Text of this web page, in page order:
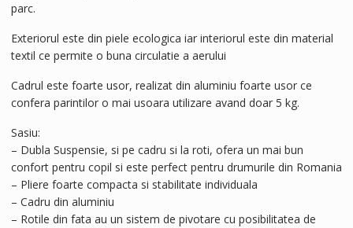
parc.
Exteriorul este din piele ecologica iar interiorul este din material
textil ce permite o buna circulatie a aerului
Cadrul este foarte usor, realizat din aluminiu foarte usor ce
confera parintilor o mai usoara utilizare avand doar 5 kg.
Sasiu:
– Dubla Suspensie, si pe cadru si la roti, ofera un mai bun
confort pentru copil si este perfect pentru drumurile din Romania
– Pliere foarte compacta si stabilitate individuala
– Cadru din aluminiu
– Rotile din fata au un sistem de pivotare cu posibilitatea de